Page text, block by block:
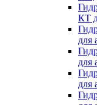
КТ
для
для
для